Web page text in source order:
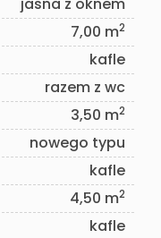
jasna z oknem
7,00 m2
kafle
razem z wc
3,50 m2
nowego typu
kafle
4,50 m2
kafle